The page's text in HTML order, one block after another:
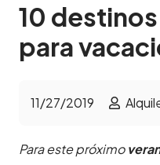
10
para
11/27/2019
Para este próximo